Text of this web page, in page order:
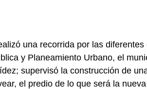
una recorrida por las diferentes
y Planeamiento Urbano, el
supervisó la construcción de
el predio de lo que será la